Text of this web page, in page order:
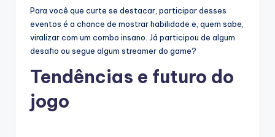
Para você que curte se destacar, participar desses
eventos é a chance de mostrar habilidade e, quem sabe,
viralizar com um combo insano. Já participou de algum
desafio ou segue algum streamer do game?
Tendências e futuro do
jogo